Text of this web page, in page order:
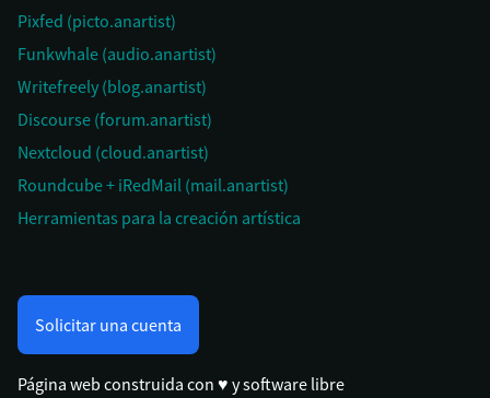
Pixfed (picto.anartist)
Funkwhale (audio.anartist)
Writefreely (blog.anartist)
Discourse (forum.anartist)
Nextcloud (cloud.anartist)
Roundcube + iRedMail (mail.anartist)
Herramientas para la creación artística
Solicitar una cuenta
Página web construida con ♥ y software libre